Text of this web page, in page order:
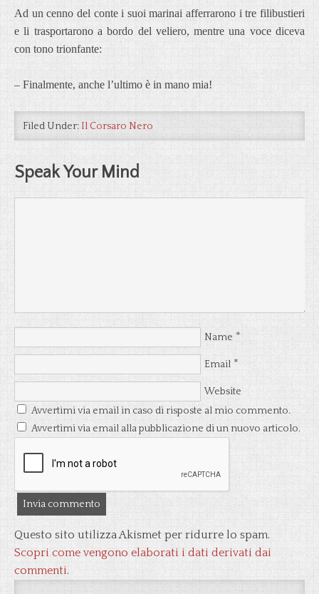
Ad un cenno del conte i suoi marinai afferrarono i tre filibustieri
e li trasportarono a bordo del veliero, mentre una voce diceva
con tono trionfante:
– Finalmente, anche l’ultimo è in mano mia!
Filed Under: Il Corsaro Nero
Speak Your Mind
Name *
Email *
Website
Avvertimi via email in caso di risposte al mio commento.
Avvertimi via email alla pubblicazione di un nuovo articolo.
Questo sito utilizza Akismet per ridurre lo spam.
Scopri come vengono elaborati i dati derivati dai
commenti.